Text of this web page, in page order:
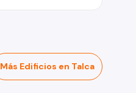
Más Edificios en Talca